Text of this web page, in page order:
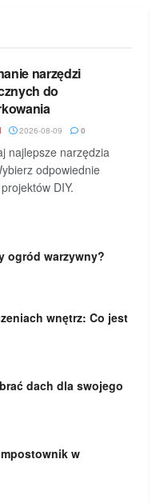
narzędzi
do
2026-08-09 0
najlepsze narzędzia
odpowiednie
DIY.
ogród warzywny?
wnętrz: Co jest
dach dla swojego
w